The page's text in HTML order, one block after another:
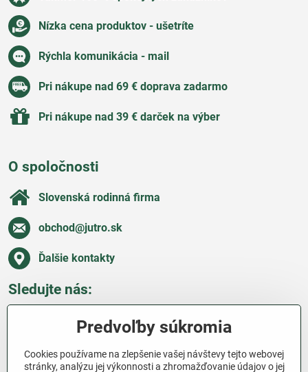
Nízka cena produktov - ušetríte
Rýchla komunikácia - mail
Pri nákupe nad 69 € doprava zadarmo
Pri nákupe nad 39 € darček na výber
O spoločnosti
Slovenská rodinná firma
obchod​@jutro​.sk
Ďalšie kontakty
Sledujte nás:
Všetko o nákupe
Predvoľby súkromia
Cookies používame na zlepšenie vašej návštevy tejto webovej
stránky, analýzu jej výkonnosti a zhromažďovanie údajov o jej